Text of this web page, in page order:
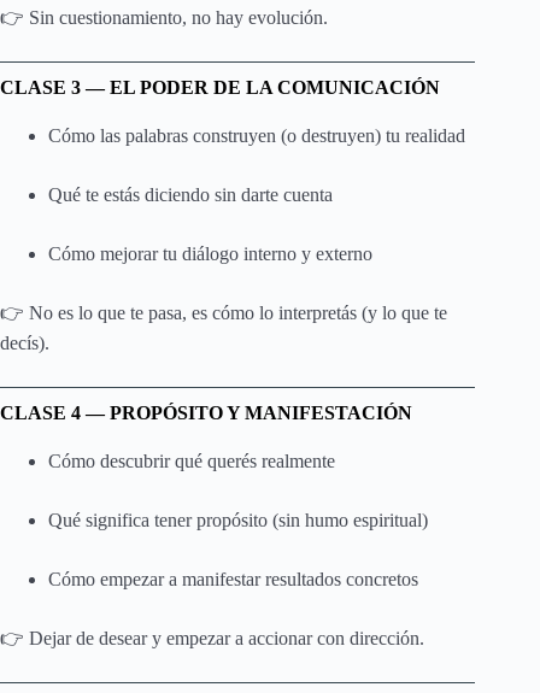
👉 Sin cuestionamiento, no hay evolución.
CLASE 3 — EL PODER DE LA COMUNICACIÓN
Cómo las palabras construyen (o destruyen) tu realidad
Qué te estás diciendo sin darte cuenta
Cómo mejorar tu diálogo interno y externo
👉 No es lo que te pasa, es cómo lo interpretás (y lo que te
decís).
CLASE 4 — PROPÓSITO Y MANIFESTACIÓN
Cómo descubrir qué querés realmente
Qué significa tener propósito (sin humo espiritual)
Cómo empezar a manifestar resultados concretos
👉 Dejar de desear y empezar a accionar con dirección.